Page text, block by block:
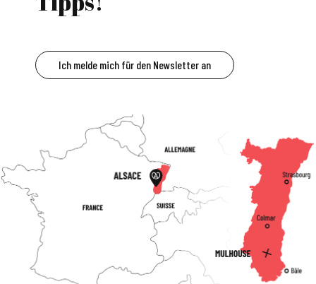
Ich melde mich für den Newsletter an